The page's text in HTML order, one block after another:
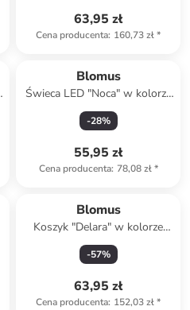
63,95 zł
Cena producenta: 160,73 zł*
Blomus
Świeca LED "Noca" w kolorze
jasnoszarym - wys. 15 cm
-28%
55,95 zł
Cena producenta: 78,08 zł*
Blomus
Koszyk "Delara" w kolorze
beżowym na pieczywo - 21 x
9,5 x 21 cm
-57%
63,95 zł
Cena producenta: 152,03 zł*